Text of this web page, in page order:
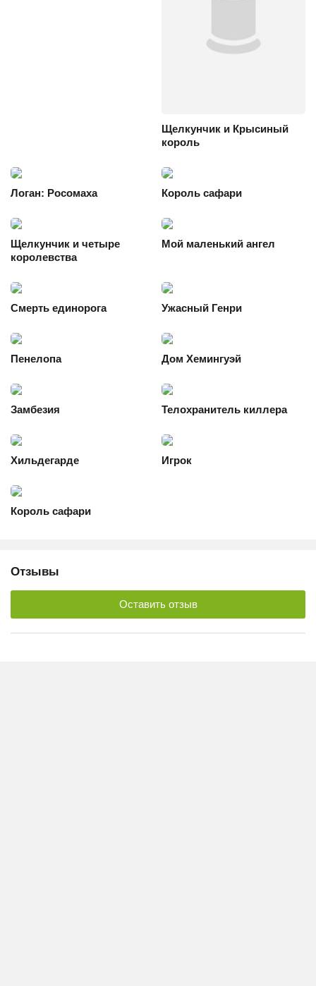
Щелкунчик и Крысиный
король
Логан: Росомаха Король сафари
Щелкунчик и четыре
королевства
Мой маленький ангел
Смерть единорога Ужасный Генри
Пенелопа Дом Хемингуэй
Замбезия Телохранитель киллера
Хильдегарде Игрок
Король сафари
Отзывы
Оставить отзыв